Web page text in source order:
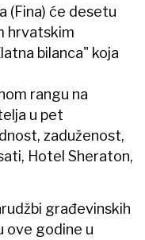
(Fina) će desetu
hrvatskim
bilanca" koja
rangu na
u pet
zaduženost,
Hotel Sheraton,
građevinskih
ove godine u